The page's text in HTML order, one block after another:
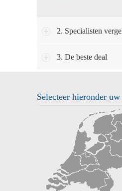
2. Specialisten
3. De beste deal
Selecteer hieronder